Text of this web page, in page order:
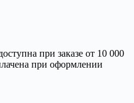
при заказе от 10 000
при оформлении